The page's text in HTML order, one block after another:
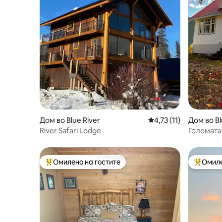
Дом во Blue River Просечна оцена:
4,73 (11)
River Safari Lodge
Дом во
Меѓу најуспешните „Омилени на гостите“
Омилено на гостите Меѓу